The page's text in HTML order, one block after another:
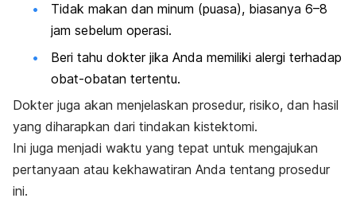
Tidak makan dan minum (puasa), biasanya 6–8
jam sebelum operasi.
Beri tahu dokter jika Anda memiliki alergi terhadap
obat-obatan tertentu.
Dokter juga akan menjelaskan prosedur, risiko, dan hasil
yang diharapkan dari tindakan kistektomi.
Ini juga menjadi waktu yang tepat untuk mengajukan
pertanyaan atau kekhawatiran Anda tentang prosedur
ini.